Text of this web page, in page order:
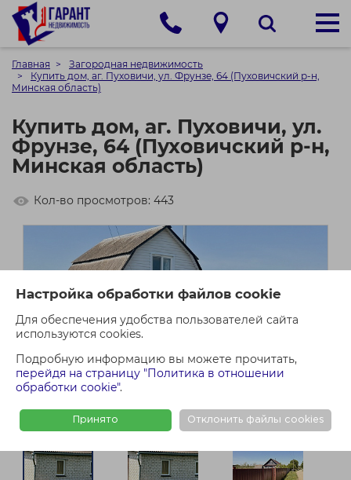
Настройка обработки файлов cookie
Для обеспечения удобства пользователей сайта
используются cookies.
Подробную информацию вы можете прочитать,
перейдя на страницу "Политика в отношении
обработки cookie".
Принято Отклонить файлы cookies
Главная
Загородная недвижимость
Купить дом, аг. Пуховичи, ул. Фрунзе, 64 (Пуховичский р-н,
Минская область)
Купить дом, аг. Пуховичи, ул.
Фрунзе, 64 (Пуховичский р-н,
Минская область)
Кол-во просмотров: 443